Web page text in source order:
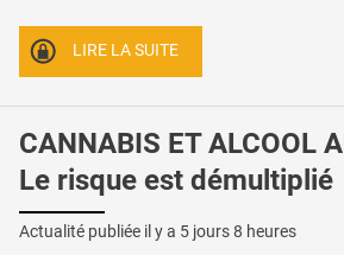
LIRE LA SUITE
CANNABIS ET ALCOOL
Le risque est démultiplié
Actualité publiée il y a 5 jours 8 heures